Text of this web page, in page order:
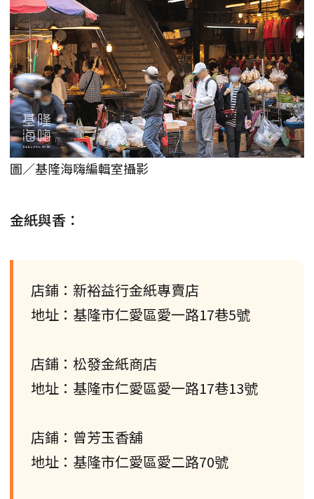
圖／基隆海嗨編輯室攝影
金紙與香：
店鋪：新裕益行金紙專賣店
地址：基隆市仁愛區愛一路17巷5號
店鋪：松發金紙商店
地址：基隆市仁愛區愛一路17巷13號
店鋪：曾芳玉香舖
地址：基隆市仁愛區愛二路70號